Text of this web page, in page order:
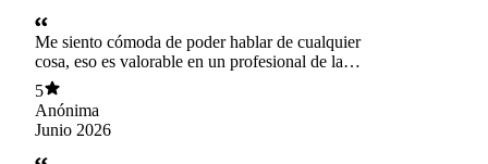
Me siento cómoda de poder hablar de cualquier
cosa, eso es valorable en un profesional de la
atención y acompañamiento psicológico.
5
Anónima
Junio 2026